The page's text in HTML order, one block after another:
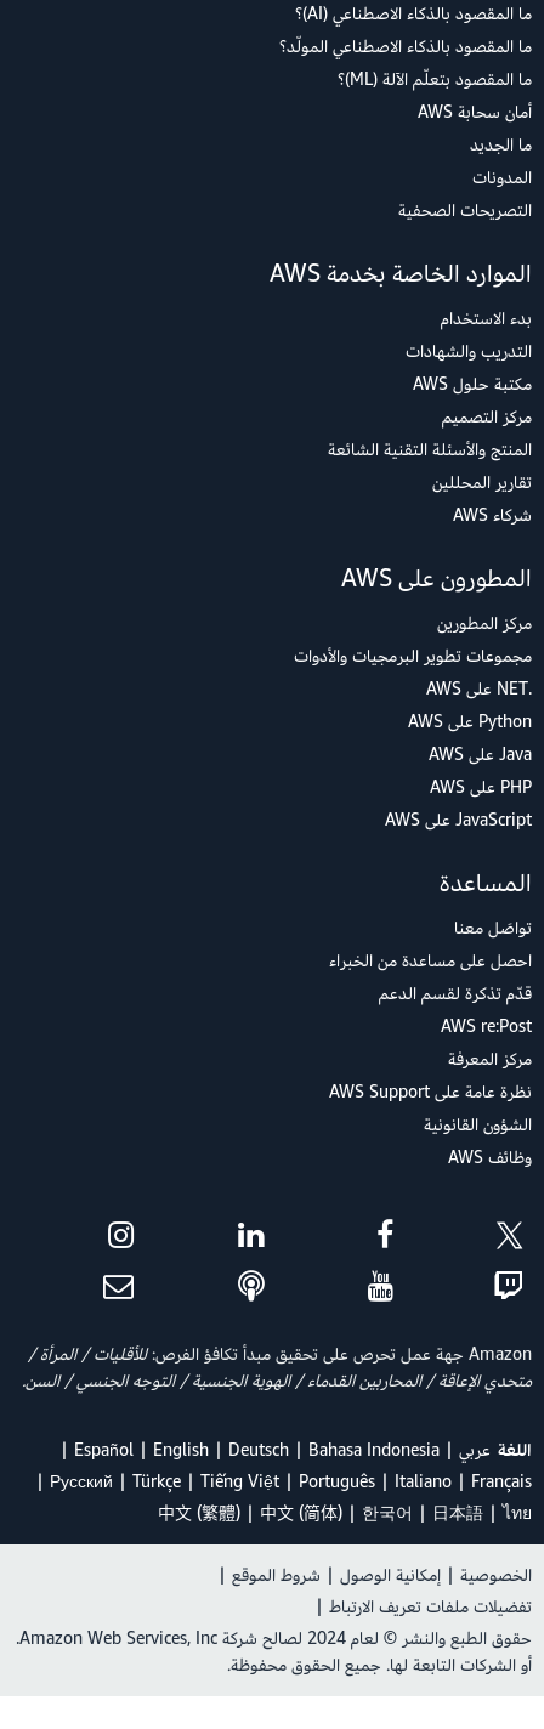
ما المقصود بالذكاء الاصطناعي (AI)؟
ما المقصود بالذكاء الاصطناعي المولّد؟
ما المقصود بتعلّم الآلة (ML)؟
أمان سحابة AWS
ما الجديد
المدونات
التصريحات الصحفية
الموارد الخاصة بخدمة AWS
بدء الاستخدام
التدريب والشهادات
مكتبة حلول AWS
مركز التصميم
المنتج والأسئلة التقنية الشائعة
تقارير المحللين
شركاء AWS
المطورون على AWS
مركز المطورين
مجموعات تطوير البرمجيات والأدوات
.NET على AWS
Python على AWS
Java على AWS
PHP على AWS
JavaScript على AWS
المساعدة
تواصَل معنا
احصل على مساعدة من الخبراء
قدّم تذكرة لقسم الدعم
AWS re:Post
مركز المعرفة
نظرة عامة على AWS Support
الشؤون القانونية
وظائف AWS
Amazon جهة عمل تحرص على تحقيق مبدأ تكافؤ الفرص:
للأقليات / المرأة /
متحدي الإعاقة / المحاربين القدماء / الهوية الجنسية / التوجه الجنسي / السن.
اللغة عربي Bahasa Indonesia
Deutsch
English
Español
Français
Italiano
Português
Tiếng Việt
Türkçe
Ρусский
ไทย
日本語
한국어
中文 (简体)
中文 (繁體)
الخصوصية | إمكانية الوصول | شروط الموقع |
تفضيلات ملفات تعريف الارتباط |
حقوق الطبع والنشر © لعام 2024 لصالح شركة Amazon Web Services, Inc.
أو الشركات التابعة لها. جميع الحقوق محفوظة.